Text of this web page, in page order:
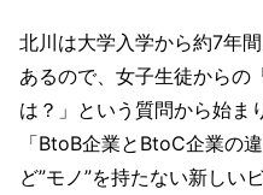
北川は大学入学から約7年
あるので、女子生徒からの
は？」という質問から始ま
「BtoB企業とBtoC企業の
ど”モノ”を持たない新しい